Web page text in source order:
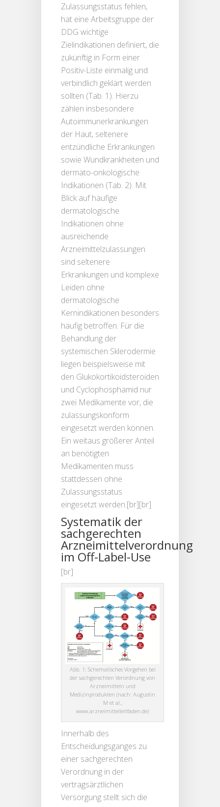
Zulassungsstatus fehlen,
hat eine Arbeitsgruppe der
DDG wichtige
Zielindikationen definiert, die
zukünftig in Form einer
Positiv-Liste einmalig und
verbindlich geklärt werden
sollten (Tab. 1). Hierzu
zählen insbesondere
Autoimmunerkrankungen
der Haut, seltenere
entzündliche Erkrankungen
sowie Wundkrankheiten und
dermato-onkologische
Indikationen (Tab. 2). Mit
Blick auf häufige
dermatologische
Indikationen ohne
ausreichende
Arzneimittelzulassungen
sind seltenere
Erkrankungen und komplexe
Leiden ohne
dermatologische
Kernindikationen besonders
häufig betroffen. Für die
Behandlung der
systemischen Sklerodermie
liegen beispielsweise mit
den Glukokortikoidsteroiden
und Cyclophosphamid nur
zwei Medikamente vor, die
zulassungskonform
eingesetzt werden können.
Ein weitaus größerer Anteil
an benötigten
Medikamenten muss
stattdessen ohne
Zulassungsstatus
eingesetzt werden.[br][br]
Systematik der
sachgerechten
Arzneimittelverordnung
im Off-Label-Use
[br]
Abb. 1: Schematisches Vorgehen bei
der sachgerechten Verordnung von
Arzneimitteln und
Medizinprodukten (nach: Augustin
M et al.,
www.arzneimittelleitfaden.de)
Innerhalb des
Entscheidungsganges zu
einer sachgerechten
Verordnung in der
vertragsärztlichen
Versorgung stellt sich die